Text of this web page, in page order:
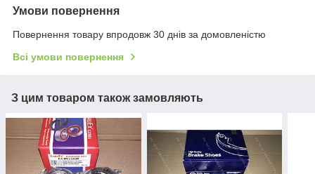
Умови повернення
Повернення товару впродовж 30 днів за домовленістю
Всі умови повернення
З цим товаром також замовляють